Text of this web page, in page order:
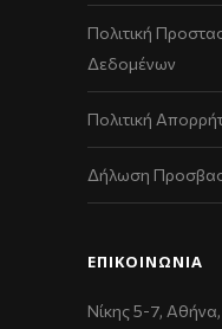
Πολιτική
Δεδομένων
Πολιτική
Δήλωση
ΕΠΙΚΟΙΝΩΝΊΑ
Νίκης 5-7,